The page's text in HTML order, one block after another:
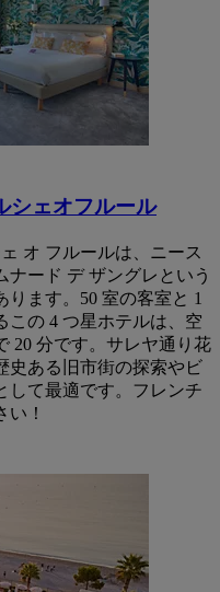
シェオフルール
オ フルールは、ニース
ナード デ ザングレという
ます。50 室の客室と 1
この 4 つ星ホテルは、空
20 分です。サレヤ通り花
史ある旧市街の探索やビ
して最適です。フレンチ
い！